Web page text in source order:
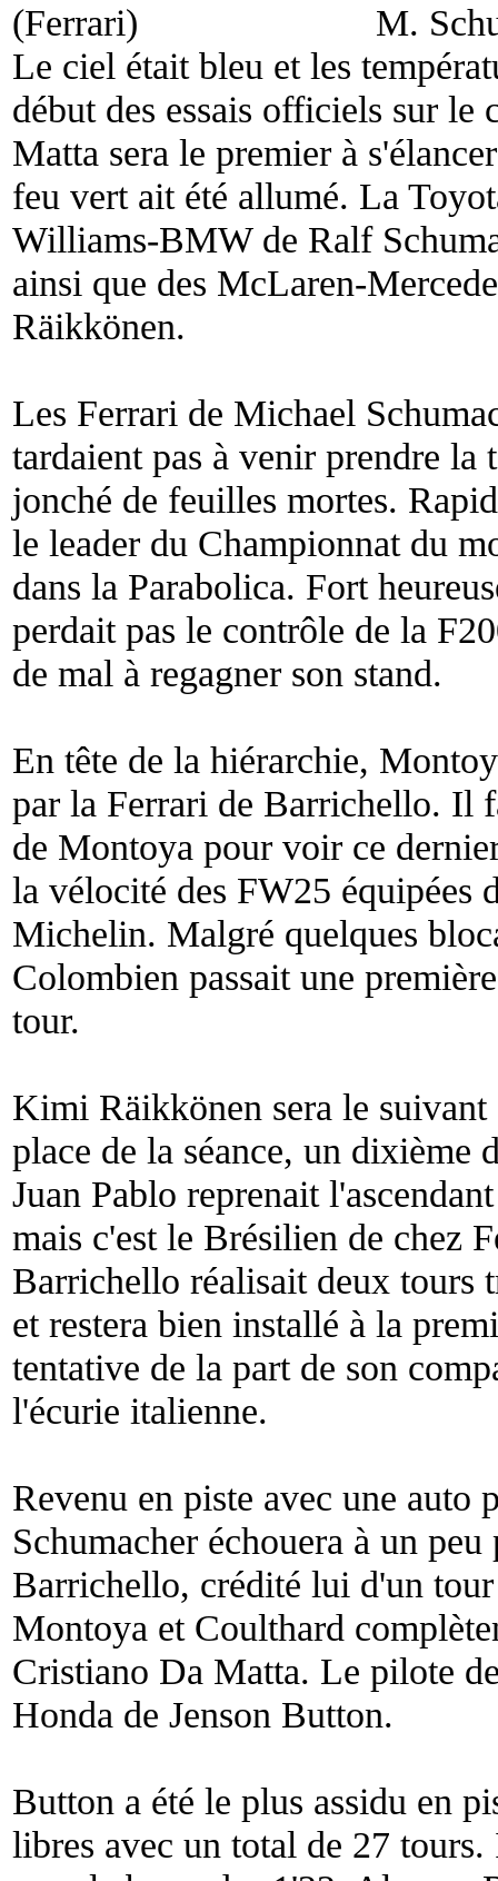
M.
Le ciel était bleu et les
début des essais officiels sur
Matta sera le premier à
feu vert ait été allumé. La
Williams-BMW de Ralf
ainsi que des McLaren-
Räikkönen.
Les Ferrari de Michael
tardaient pas à venir prendre la
jonché de feuilles mortes.
le leader du Championnat du
dans la Parabolica. Fort
perdait pas le contrôle de la
de mal à regagner son stand.
En tête de la hiérarchie,
par la Ferrari de Barrichello. Il
de Montoya pour voir ce
la vélocité des FW25 équipées
Michelin. Malgré quelques
Colombien passait une
tour.
Kimi Räikkönen sera le suivant
place de la séance, un dixième
Juan Pablo reprenait
mais c'est le Brésilien de chez
Barrichello réalisait deux tours
et restera bien installé à la
tentative de la part de son
l'écurie italienne.
Revenu en piste avec une auto
Schumacher échouera à un
Barrichello, crédité lui d'un
Montoya et Coulthard
Cristiano Da Matta. Le pilote
Honda de Jenson Button.
Button a été le plus assidu en
libres avec un total de 27 tours.